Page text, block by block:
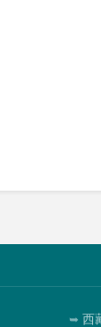
西